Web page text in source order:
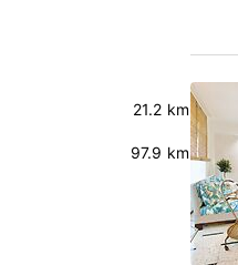
21.2 km
97.9 km